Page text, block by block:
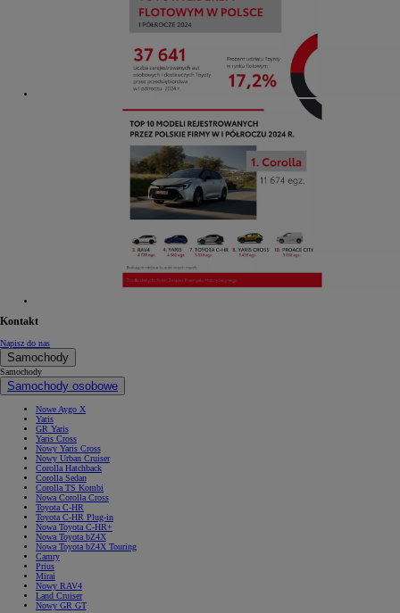
Kontakt
Napisz do nas
Samochody
Samochody
Samochody osobowe
Nowe Aygo X
Yaris
GR Yaris
Yaris Cross
Nowy Yaris Cross
Nowy Urban Cruiser
Corolla Hatchback
Corolla Sedan
Corolla TS Kombi
Nowa Corolla Cross
Toyota C-HR
Toyota C-HR Plug-in
Nowa Toyota C-HR+
Nowa Toyota bZ4X
Nowa Toyota bZ4X Touring
Camry
Prius
Mirai
Nowy RAV4
Land Cruiser
Nowy GR GT